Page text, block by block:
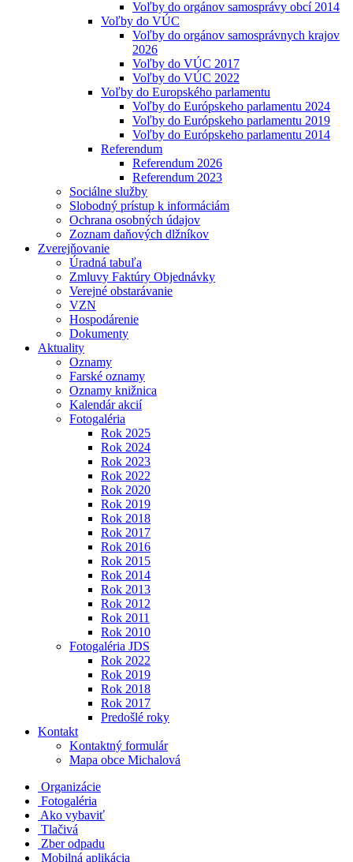
Voľby do orgánov samosprávy obcí 2014
Voľby do VÚC
Voľby do orgánov samosprávnych krajov
2026
Voľby do VÚC 2017
Voľby do VÚC 2022
Voľby do Europského parlamentu
Voľby do Európskeho parlamentu 2024
Voľby do Európskeho parlamentu 2019
Voľby do Európskeho parlamentu 2014
Referendum
Referendum 2026
Referendum 2023
Sociálne služby
Slobodný prístup k informáciám
Ochrana osobných údajov
Zoznam daňových dlžníkov
Zverejňovanie
Úradná tabuľa
Zmluvy Faktúry Objednávky
Verejné obstarávanie
VZN
Hospodárenie
Dokumenty
Aktuality
Oznamy
Farské oznamy
Oznamy knižnica
Kalendár akcií
Fotogaléria
Rok 2025
Rok 2024
Rok 2023
Rok 2022
Rok 2020
Rok 2019
Rok 2018
Rok 2017
Rok 2016
Rok 2015
Rok 2014
Rok 2013
Rok 2012
Rok 2011
Rok 2010
Fotogaléria JDS
Rok 2022
Rok 2019
Rok 2018
Rok 2017
Predošlé roky
Kontakt
Kontaktný formulár
Mapa obce Michalová
Organizácie
Fotogaléria
Ako vybaviť
Tlačivá
Zber odpadu
Mobilná aplikácia